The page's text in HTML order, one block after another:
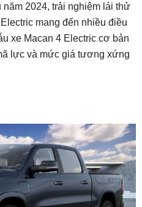
2024, trải nghiệm lái thử
mang đến nhiều điều
xe Macan 4 Electric cơ bản
lực và mức giá tương xứng